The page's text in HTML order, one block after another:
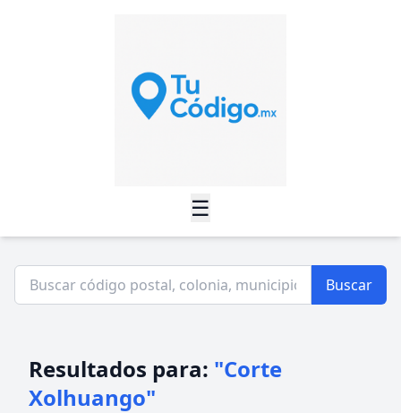
☰
Buscar
Resultados para: "Corte
Xolhuango"